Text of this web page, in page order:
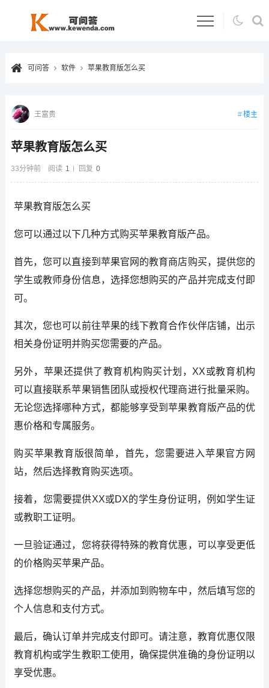
可问答 软件 苹果教育版怎么买
苹果教育版怎么买
33分钟前 阅读 1 回复 0
王富贵 楼主
苹果教育版怎么买
您可以通过以下几种方式购买苹果教育版产品。
首先，您可以直接到苹果官网的教育商店购买，提供您的
学生或教师身份信息，选择您想购买的产品并完成支付即
可。
其次，您也可以前往苹果的线下教育合作伙伴店铺，出示
相关身份证明并购买您需要的产品。
另外，苹果还提供了教育机构购买计划，XX或教育机构
可以直接联系苹果销售团队或授权代理商进行批量采购。
无论您选择哪种方式，都能够享受到苹果教育版产品的优
惠价格和专属服务。
购买苹果教育版很简单，首先，您需要进入苹果官方网
站，然后选择教育购买选项。
接着，您需要提供XX或DX的学生身份证明，例如学生证
或教职工证明。
一旦验证通过，您将获得特殊的教育优惠，可以享受更低
的价格购买苹果产品。
选择您想购买的产品，并添加到购物车中，然后填写您的
个人信息和支付方式。
最后，确认订单并完成支付即可。请注意，教育优惠仅限
教育机构或学生教职工使用，确保提供准确的身份证明以
享受优惠。